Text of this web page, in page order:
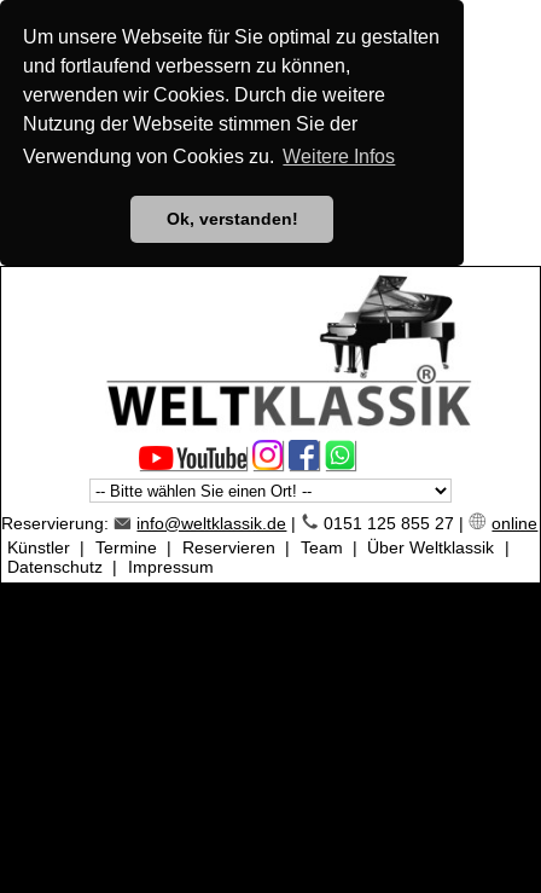
Um unsere Webseite für Sie optimal zu gestalten
und fortlaufend verbessern zu können,
verwenden wir Cookies. Durch die weitere
Nutzung der Webseite stimmen Sie der
Verwendung von Cookies zu. Weitere Infos
Ok, verstanden!
Reservierung: info@weltklassik.de | 0151 125 855 27 |
online
Künstler | Termine | Reservieren | Team | Über Weltklassik
|
Datenschutz | Impressum